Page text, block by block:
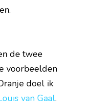
de twee
voorbeelden
doel ik
van Gaal.